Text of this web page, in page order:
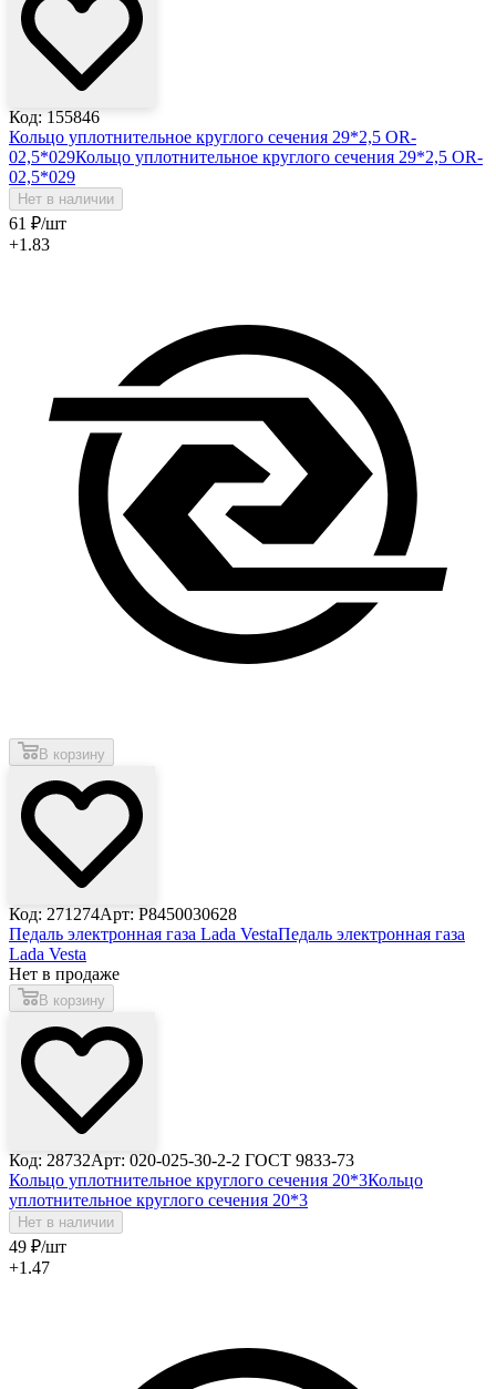
Код: 155846
Кольцо уплотнительное круглого сечения 29*2,5 OR-
02,5*029Кольцо уплотнительное круглого сечения 29*2,5 OR-
02,5*029
Нет в наличии
61 ₽/шт
+1.83
В корзину
Код: 271274Арт: P8450030628
Педаль электронная газа Lada VestaПедаль электронная газа
Lada Vesta
Нет в продаже
В корзину
Код: 28732Арт: 020-025-30-2-2 ГОСТ 9833-73
Кольцо уплотнительное круглого сечения 20*3Кольцо
уплотнительное круглого сечения 20*3
Нет в наличии
49 ₽/шт
+1.47